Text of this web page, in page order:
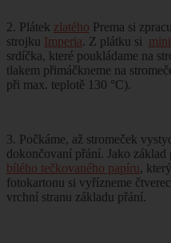
2. Plátek zlatého Prema si
strojku Imperia. Z plátku si
srdíčka, které poukládame na
tlakem přimáčkneme na
při max. teplotě 130 °C).
3. Počkáme, až stromeček
dokončovaní přání. Jako
bílého tečkovaného papíru,
fotokartonu si vyřízneme
vrchní stranu základu přání.